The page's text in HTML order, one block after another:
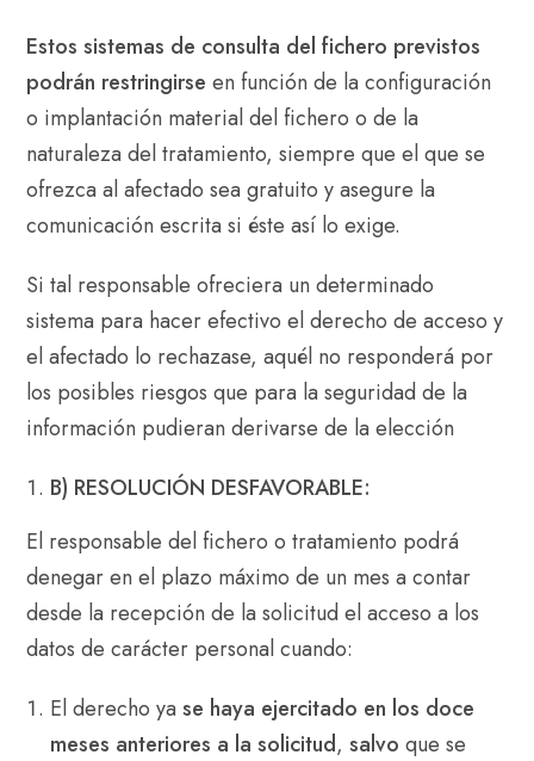
Estos sistemas de consulta del fichero previstos
podrán restringirse en función de la configuración
o implantación material del fichero o de la
naturaleza del tratamiento, siempre que el que se
ofrezca al afectado sea gratuito y asegure la
comunicación escrita si éste así lo exige.
Si tal responsable ofreciera un determinado
sistema para hacer efectivo el derecho de acceso y
el afectado lo rechazase, aquél no responderá por
los posibles riesgos que para la seguridad de la
información pudieran derivarse de la elección
B) RESOLUCIÓN DESFAVORABLE:
El responsable del fichero o tratamiento podrá
denegar en el plazo máximo de un mes a contar
desde la recepción de la solicitud el acceso a los
datos de carácter personal cuando:
El derecho yase haya ejercitado en los doce
meses anteriores a la solicitud,salvoque se